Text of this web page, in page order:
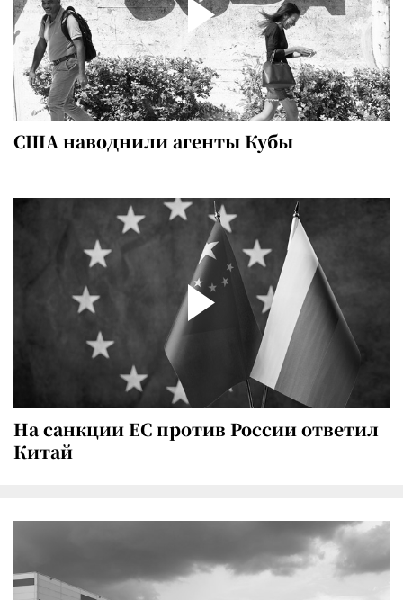
США наводнили агенты Кубы
На санкции ЕС против России ответил
Китай